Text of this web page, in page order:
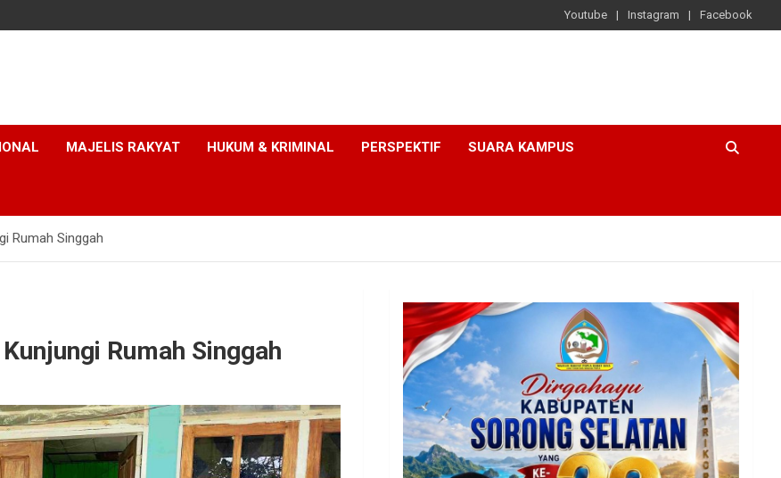
Youtube Instagram Facebook
MAJELIS RAKYAT HUKUM & KRIMINAL PERSPEKTIF SUARA KAMPUS
Rumah Singgah
Rumah Singgah